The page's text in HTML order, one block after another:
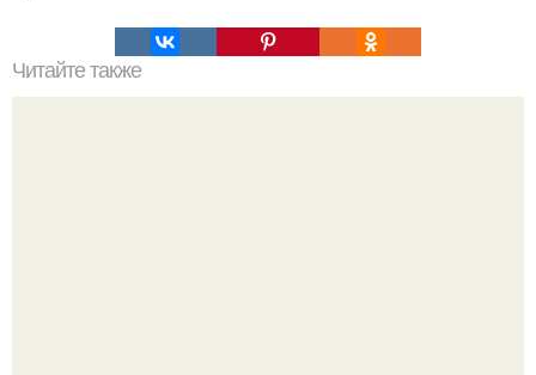
Читайте также